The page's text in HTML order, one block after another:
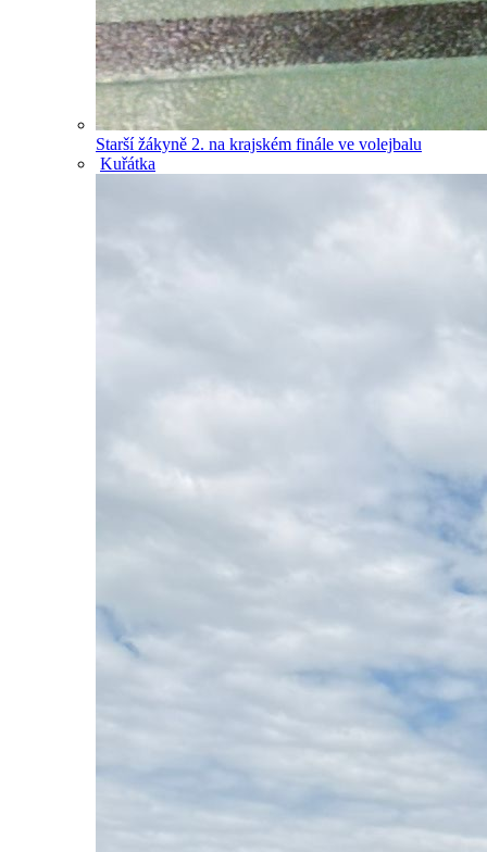
Starší žákyně 2. na krajském finále ve volejbalu
Kuřátka